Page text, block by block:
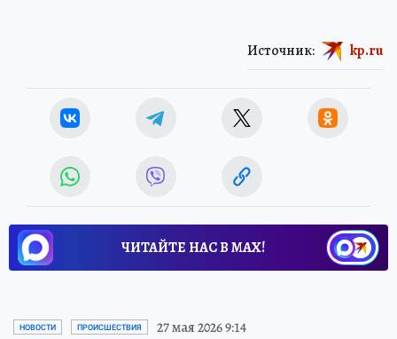
Источник: kp.ru
ЧИТАЙТЕ НАС В МАХ!
НОВОСТИ ПРОИСШЕСТВИЯ 27 мая 2026 9:14